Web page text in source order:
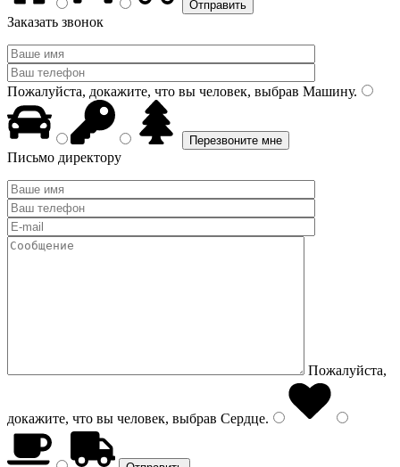
Заказать звонок
Пожалуйста, докажите, что вы человек, выбрав Машину.
Письмо директору
Пожалуйста,
докажите, что вы человек, выбрав Сердце.